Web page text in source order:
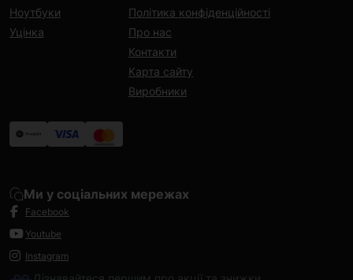
Ноутбуки
Уцінка
Політика конфіденційності
Про нас
Контакти
Карта сайту
Виробники
Ми у соціальних мережах
Facebook
Youtube
Instagram